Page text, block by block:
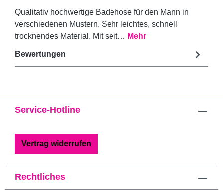
Qualitativ hochwertige Badehose für den Mann in
verschiedenen Mustern. Sehr leichtes, schnell
trocknendes Material. Mit seit… Mehr
Bewertungen
Service-Hotline
Vertrag widerrufen
Rechtliches